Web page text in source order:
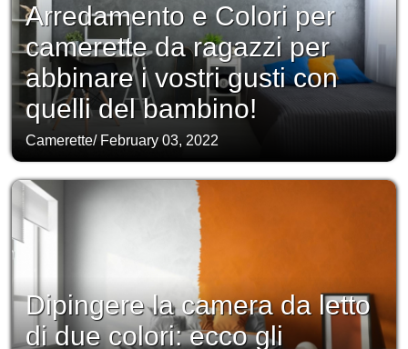
Arredamento e Colori per
camerette da ragazzi per
abbinare i vostri gusti con
quelli del bambino!
Camerette/ February 03, 2022
Dipingere la camera da letto
di due colori: ecco gli